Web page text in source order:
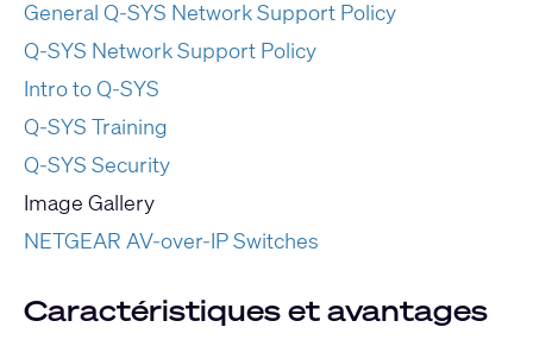
General Q-SYS Network Support Policy
Q-SYS Network Support Policy
Intro to Q-SYS
Q-SYS Training
Q-SYS Security
Image Gallery
NETGEAR AV-over-IP Switches
Caractéristiques et avantages